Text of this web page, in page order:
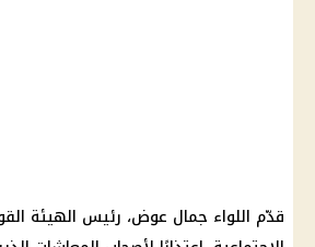
قدّم اللواء جمال عوض، رئيس الهيئة